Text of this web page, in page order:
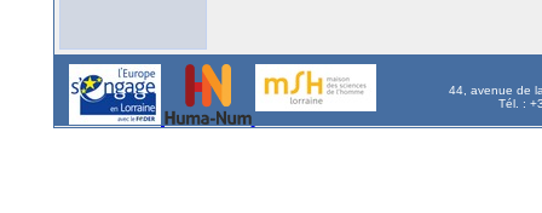
44, avenue de
Tél. :